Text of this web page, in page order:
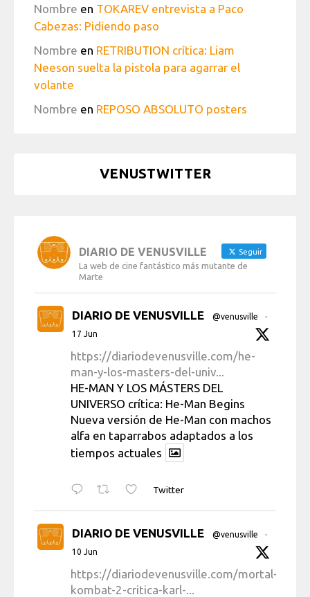
Nombre en TOKAREV entrevista a Paco
Cabezas: Pidiendo paso
Nombre en RETRIBUTION crítica: Liam
Neeson suelta la pistola para agarrar el
volante
Nombre en REPOSO ABSOLUTO posters
VENUSTWITTER
DIARIO DE VENUSVILLE Seguir
La web de cine fantástico más mutante de
Marte
DIARIO DE VENUSVILLE @venusville
·
17 Jun
https://diariodevenusville.com/he-
man-y-los-masters-del-univ...
HE-MAN Y LOS MÁSTERS DEL
UNIVERSO crítica: He-Man Begins
Nueva versión de He-Man con machos
alfa en taparrabos adaptados a los
tiempos actuales
Twitter
DIARIO DE VENUSVILLE @venusville
·
10 Jun
https://diariodevenusville.com/mortal-
kombat-2-critica-karl-...